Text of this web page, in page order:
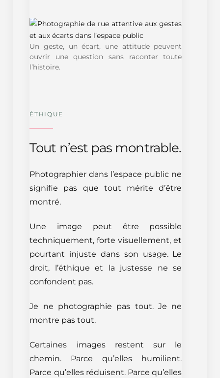
Un geste, un écart, une attitude peuvent
ouvrir une question sans raconter toute
l’histoire.
ÉTHIQUE
Tout n’est pas montrable.
Photographier dans l’espace public ne
signifie pas que tout mérite d’être
montré.
Une image peut être possible
techniquement, forte visuellement, et
pourtant injuste dans son usage. Le
droit, l’éthique et la justesse ne se
confondent pas.
Je ne photographie pas tout. Je ne
montre pas tout.
Certaines images restent sur le
chemin. Parce qu’elles humilient.
Parce qu’elles réduisent. Parce qu’elles